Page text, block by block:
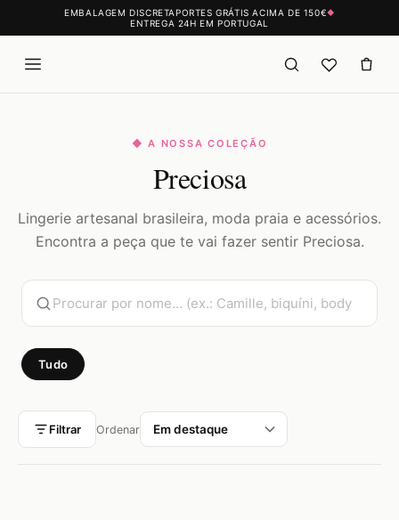
EMBALAGEM DISCRETAPORTES GRÁTIS ACIMA DE 150€◆
ENTREGA 24H EM PORTUGAL
◆ A NOSSA COLEÇÃO
Preciosa
Lingerie artesanal brasileira, moda praia e acessórios.
Encontra a peça que te vai fazer sentir Preciosa.
Tudo
Filtrar Ordenar